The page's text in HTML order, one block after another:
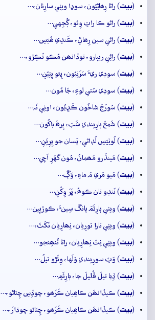
(بيت) راڻا رِھاڻِيُون، سوڍا ويٺِي سارِئان،…
(بيت) راڻو ڪا راتِ وِئو، ڳُجِهي…
(بيت) راڻي سين رِھاڻِ، ڪَندِي ھُيَسِ…
(بيت) راڻِي ريٻارو، توڏانھن مُڪو تَڪِڙو،…
(بيت) سوڍي ريءَ سَرَتِيُون، پِئو ڀِتِيُنِ…
(بيت) سوڍي سُتي لوءِ، جَا مُون…
(بيت) سُورَجَ شاخُون ڪَڍِيُون، اوٺِي نَہ…
(بيت) شَمعَ ٻارِيندي شَبَ، پِرھَ باکُون…
(بيت) لُوٺِيَسِ لُڊاڻي، پَسان جو پِرِيَنِ…
(بيت) مَينڌَرو مَھمانُ، مُون گهَرِ اَچِي…
(بيت) مَيو مَري مَ ماءِ، وَڳُ…
(بيت) نَنڍو تان ڪوھُ، پَرَ وِکُنِ…
(بيت) ويٺي ٻارِئَمَ ٻانگَ سِينءَ، ڪوڙيِين…
(بيت) ويٺِي تارا تورِيان، نِھارِيان نَکَٽَ،…
(بيت) ويٺِي نِتُ نِھارِيان، راڻا تُنھِنجو…
(بيت) وَٽِ سورِيندي وَلَها، وِئَڙو تيلُ…
(بيت) ڏِيا تيلَ ڦُليلَ جا، ٻارِئَمِ…
(بيت) ڪيڏانھَن ڪاھِيان ڪَرَھو، چوڏِسِ چِٽاڻو،…
(بيت) ڪيڏانھَن ڪاھِيان ڪَرَھو، چِٽاڻو چوڌارَ،…